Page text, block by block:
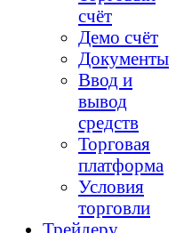
счёт
Демо счёт
Документы
Ввод и
вывод
средств
Торговая
платформа
Условия
торговли